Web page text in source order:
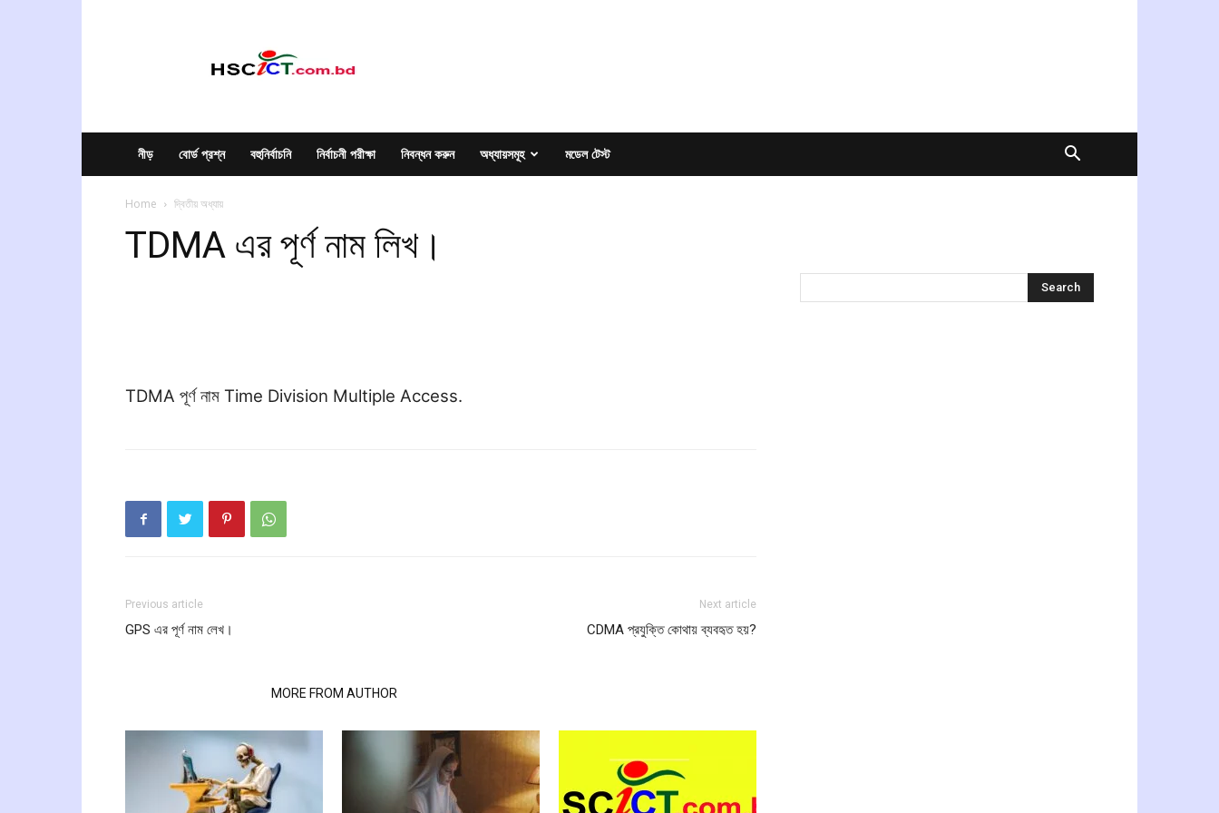
নীড় বোর্ড প্রশ্ন বহুনির্বাচনি নির্বাচনী পরীক্ষা নিবন্ধন করুন অধ্যায়সমূহ মডেল টেস্ট
Home দ্বিতীয় অধ্যায়
TDMA এর পূর্ণ নাম লিখ।
TDMA পূর্ণ নাম Time Division Multiple Access.
Previous article
GPS এর পূর্ণ নাম লেখ।
Next article
CDMA প্রযুক্তি কোথায় ব্যবহৃত হয়?
MORE FROM AUTHOR